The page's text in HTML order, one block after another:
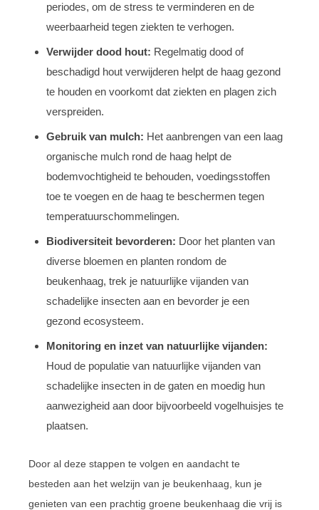
periodes, om de stress te verminderen en de
weerbaarheid tegen ziekten te verhogen.
Verwijder dood hout: Regelmatig dood of
beschadigd hout verwijderen helpt de haag gezond
te houden en voorkomt dat ziekten en plagen zich
verspreiden.
Gebruik van mulch: Het aanbrengen van een laag
organische mulch rond de haag helpt de
bodemvochtigheid te behouden, voedingsstoffen
toe te voegen en de haag te beschermen tegen
temperatuurschommelingen.
Biodiversiteit bevorderen: Door het planten van
diverse bloemen en planten rondom de
beukenhaag, trek je natuurlijke vijanden van
schadelijke insecten aan en bevorder je een
gezond ecosysteem.
Monitoring en inzet van natuurlijke vijanden:
Houd de populatie van natuurlijke vijanden van
schadelijke insecten in de gaten en moedig hun
aanwezigheid aan door bijvoorbeeld vogelhuisjes te
plaatsen.
Door al deze stappen te volgen en aandacht te
besteden aan het welzijn van je beukenhaag, kun je
genieten van een prachtig groene beukenhaag die vrij is